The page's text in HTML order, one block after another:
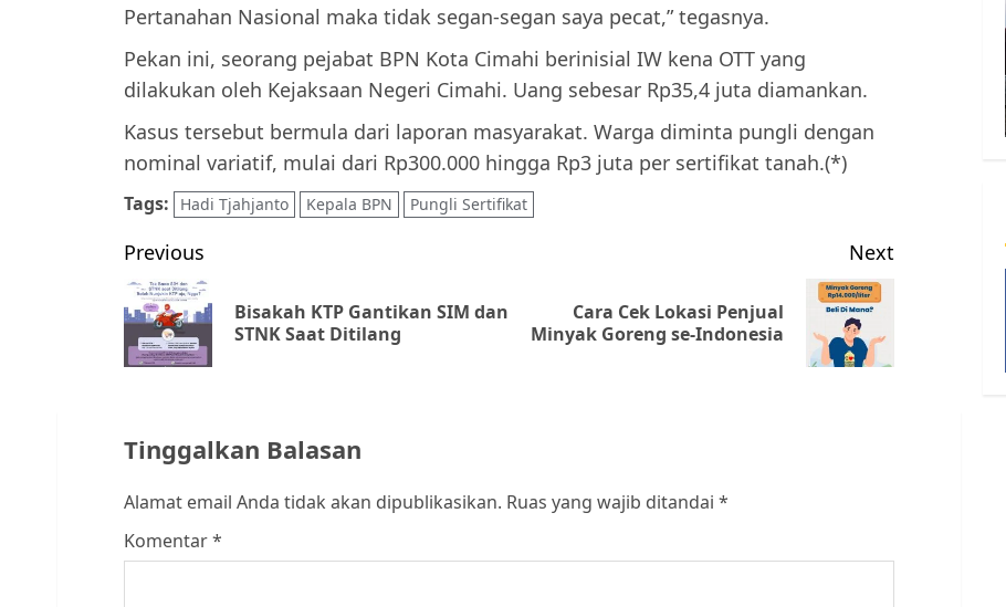
Pertanahan Nasional maka tidak segan-segan saya pecat,” tegasnya.
Pekan ini, seorang pejabat BPN Kota Cimahi berinisial IW kena OTT yang
dilakukan oleh Kejaksaan Negeri Cimahi. Uang sebesar Rp35,4 juta diamankan.
Kasus tersebut bermula dari laporan masyarakat. Warga diminta pungli dengan
nominal variatif, mulai dari Rp300.000 hingga Rp3 juta per sertifikat tanah.(*)
Tags: Hadi Tjahjanto Kepala BPN Pungli Sertifikat
Post
navigation
Previous
Previous
post:
Bisakah KTP Gantikan SIM dan
STNK Saat Ditilang
Next
post:
Cara Cek Lokasi Penjual
Minyak Goreng se-Indonesia
Tinggalkan Balasan
Alamat email Anda tidak akan dipublikasikan. Ruas yang wajib ditandai *
Komentar*